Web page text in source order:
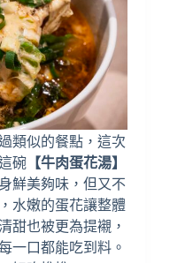
類似的餐點，這次
碗 【牛肉蛋花湯】
鮮美夠味，但又不
水嫩的蛋花讓整體
甜也被更為提襯，
一口都能吃到料。